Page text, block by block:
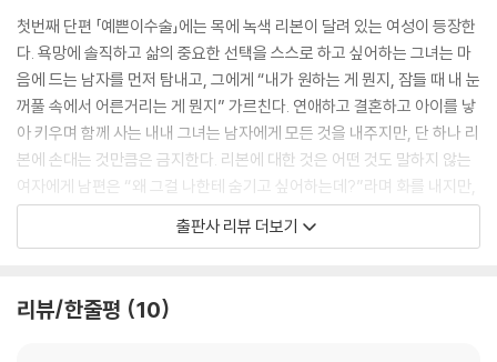
첫번째 단편 「예쁜이수술」에는 목에 녹색 리본이 달려 있는 여성이 등장한
다. 욕망에 솔직하고 삶의 중요한 선택을 스스로 하고 싶어하는 그녀는 마
음에 드는 남자를 먼저 탐내고, 그에게 “내가 원하는 게 뭔지, 잠들 때 내 눈
꺼풀 속에서 어른거리는 게 뭔지” 가르친다. 연애하고 결혼하고 아이를 낳
아 키우며 함께 사는 내내 그녀는 남자에게 모든 것을 내주지만, 단 하나 리
본에 손대는 것만큼은 금지한다. 리본에 대한 것은 어떤 것도 말하지 않는
여자에게 남편은 “왜 그걸 나한테 숨기고 싶어하는데?”라며 화를 내지만,
여자는 “숨기는 게 아냐. 이건 그냥 당신 게 아니라고” 하고 답할 뿐이다.
이 단편에서 여자는 이런저런 이야기들을 독자에게 들려주는데, 육체적 쾌
고, 남편을 위해 자신의 간을 요리하며, 담력을 증명하기 위해 한밤중에 혼
출판사 리뷰 더보기
리뷰/한줄평 10